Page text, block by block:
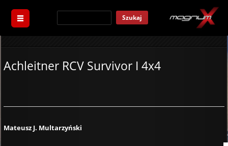
Szukaj
Achleitner RCV Survivor I 4x4
Mateusz J. Multarzyński